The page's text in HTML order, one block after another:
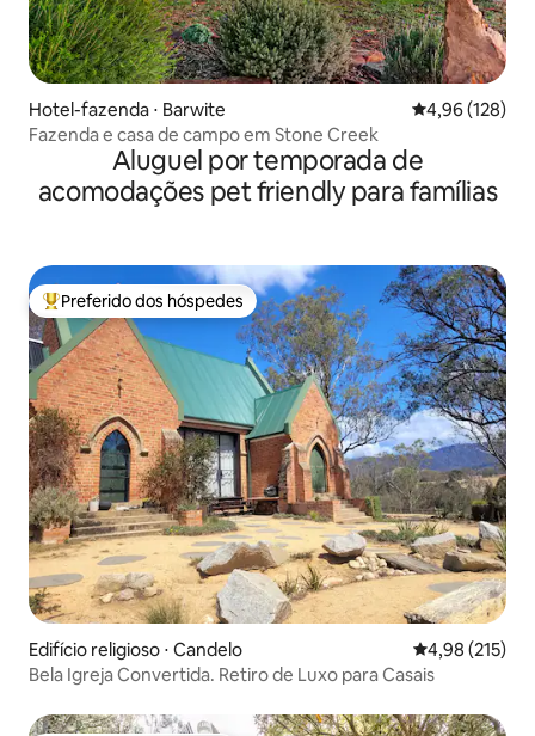
Hotel-fazenda ⋅ Barwite 4,96 de uma
4,96 (128)
Fazenda e casa de campo em Stone Creek
Aluguel por temporada de
acomodações pet friendly para famílias
Entre os melhores preferidos dos hóspedes
Preferido dos hóspedes
Edifício religioso ⋅ Candelo 4,98 de uma
4,98 (215)
Bela Igreja Convertida. Retiro de Luxo para Casais